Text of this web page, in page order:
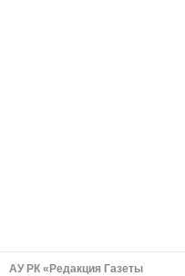
АУ РК «Редакция Газеты